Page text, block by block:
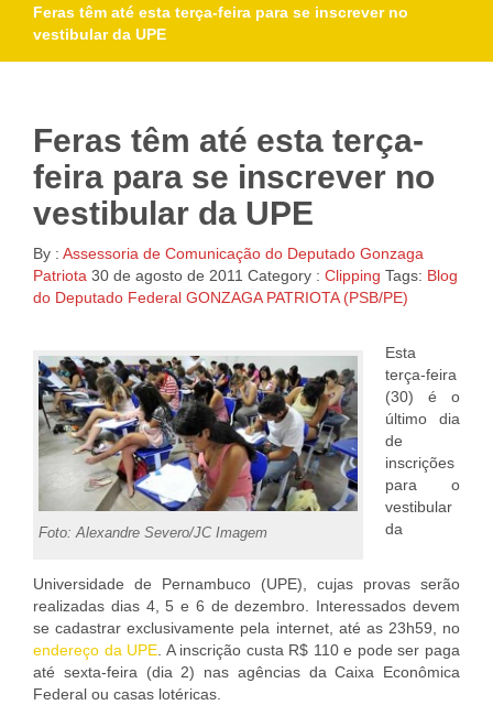
Feras têm até esta terça-feira para se inscrever no
vestibular da UPE
Feras têm até esta terça-
feira para se inscrever no
vestibular da UPE
By : Assessoria de Comunicação do Deputado Gonzaga
Patriota 30 de agosto de 2011 Category : Clipping Tags: Blog
do Deputado Federal GONZAGA PATRIOTA (PSB/PE)
Foto: Alexandre Severo/JC Imagem
Esta
terça-feira
(30) é o
último dia
de
inscrições
para o
vestibular
da
Universidade de Pernambuco (UPE), cujas provas serão
realizadas dias 4, 5 e 6 de dezembro. Interessados devem
se cadastrar exclusivamente pela internet, até as 23h59, no
endereço da UPE. A inscrição custa R$ 110 e pode ser paga
até sexta-feira (dia 2) nas agências da Caixa Econômica
Federal ou casas lotéricas.